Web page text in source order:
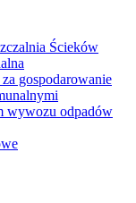
Ścieków
gospodarowanie
wywozu odpadów